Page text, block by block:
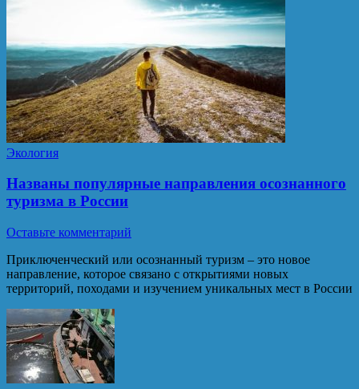
Экология
Названы популярные направления осознанного
туризма в России
Оставьте комментарий
Приключенческий или осознанный туризм – это новое
направление, которое связано с открытиями новых
территорий, походами и изучением уникальных мест в России